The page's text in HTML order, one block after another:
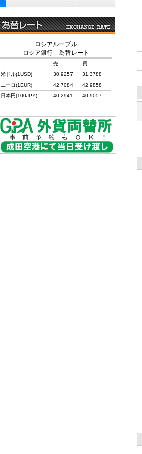
ロシアルーブル
ロシア銀行 為替レート
売
買
米ドル(1USD)
30,9257
31,3788
ユーロ(1EUR)
42,7084
42,9858
日本円(100JPY)
40,2941 40,9057